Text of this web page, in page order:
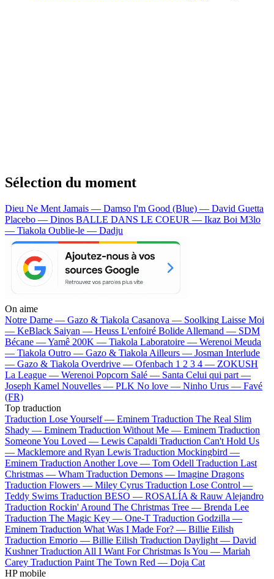
Sélection du moment
Dieu Ne Ment Jamais — Damso I'm Good (Blue) — David Guetta
Placebo — Dinos BALLE DANS LE COEUR — Ikaz Boi M3lo
— Tiakola Oublie-le — Dadju
On aime
Notre Dame — Gazo & Tiakola Casanova — Soolking Laisse Moi
— KeBlack Saiyan — Heuss L'enfoiré Bolide Allemand — SDM
Bécane —Yamê 200K — Tiakola Laboratoire — Werenoi Meuda
— Tiakola Outro — Gazo & Tiakola Ailleurs — Josman Interlude
— Gazo & Tiakola Overdrive — Ofenbach 1 2 3 4 — ZOKUSH
La League — Werenoi Popcorn Salé — Santa Celui qui part —
Joseph Kamel Nouvelles — PLK No love — Ninho Urus — Favé
(FR)
Top traduction
Traduction Lose Yourself — Eminem Traduction The Real Slim
Shady — Eminem Traduction Without Me — Eminem Traduction
Someone You Loved — Lewis Capaldi Traduction Can't Hold Us
— Macklemore and Ryan Lewis Traduction Mockingbird —
Eminem Traduction Another Love — Tom Odell Traduction Last
Christmas — Wham Traduction Demons — Imagine Dragons
Traduction Flowers — Miley Cyrus Traduction Lose Control —
Teddy Swims Traduction BESO — ROSALÍA & Rauw Alejandro
Traduction Rockin' Around The Christmas Tree — Brenda Lee
Traduction The Magic Key — One-T Traduction Godzilla —
Eminem Traduction What Was I Made For? — Billie Eilish
Traduction Emorio — Billie Eilish Traduction Daylight — David
Kushner Traduction All I Want For Christmas Is You — Mariah
Carey Traduction Paint The Town Red — Doja Cat
HP mobile